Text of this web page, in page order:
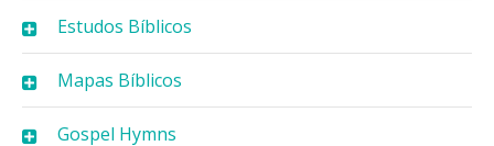
Estudos Bíblicos
Mapas Bíblicos
Gospel Hymns